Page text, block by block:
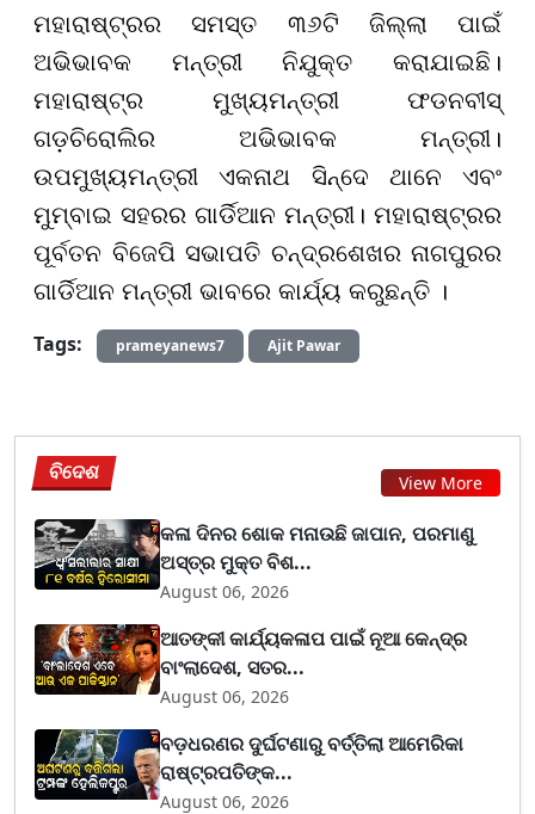
ମହାରାଷ୍ଟ୍ରର ସମସ୍ତ ୩୬ଟି ଜିଲ୍ଲା ପାଇଁ
ଅଭିଭାବକ ମନ୍ତ୍ରୀ ନିଯୁକ୍ତ କରାଯାଇଛି।
ମହାରାଷ୍ଟ୍ର ମୁଖ୍ୟମନ୍ତ୍ରୀ ଫଡନବୀସ୍
ଗଡ଼ଚିରୋଲିର ଅଭିଭାବକ ମନ୍ତ୍ରୀ।
ଉପମୁଖ୍ୟମନ୍ତ୍ରୀ ଏକନାଥ ସିନ୍ଦେ ଥାନେ ଏବଂ
ମୁମ୍ବାଇ ସହରର ଗାର୍ଡିଆନ ମନ୍ତ୍ରୀ। ମହାରାଷ୍ଟ୍ରର
ପୂର୍ବତନ ବିଜେପି ସଭାପତି ଚନ୍ଦ୍ରଶେଖର ନାଗପୁରର
ଗାର୍ଡିଆନ ମନ୍ତ୍ରୀ ଭାବରେ କାର୍ଯ୍ୟ କରୁଛନ୍ତି ।
Tags:
prameyanews7 Ajit Pawar
ବିଦେଶ View More
କଳା ଦିନର ଶୋକ ମନାଉଛି ଜାପାନ, ପରମାଣୁ
ଅସ୍ତ୍ର ମୁକ୍ତ ବିଶ...
August 06, 2026
ଆତଙ୍କୀ କାର୍ଯ୍ୟକଳାପ ପାଇଁ ନୂଆ କେନ୍ଦ୍ର
ବାଂଲାଦେଶ, ସତର...
August 06, 2026
ବଡ଼ଧରଣର ଦୁର୍ଘଟଣାରୁ ବର୍ତ୍ତିଲା ଆମେରିକା
ରାଷ୍ଟ୍ରପତିଙ୍କ...
August 06, 2026